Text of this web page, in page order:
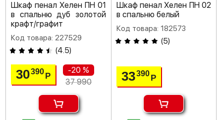
Шкаф пенал Хелен ПН 01
в спальню дуб золотой
крафт/графит
Код товара: 227529
(4.5)
30390Р
-20 %
37 990
Шкаф пенал Хелен ПН 02
в спальню белый
Код товара: 182573
(5)
33390 Р